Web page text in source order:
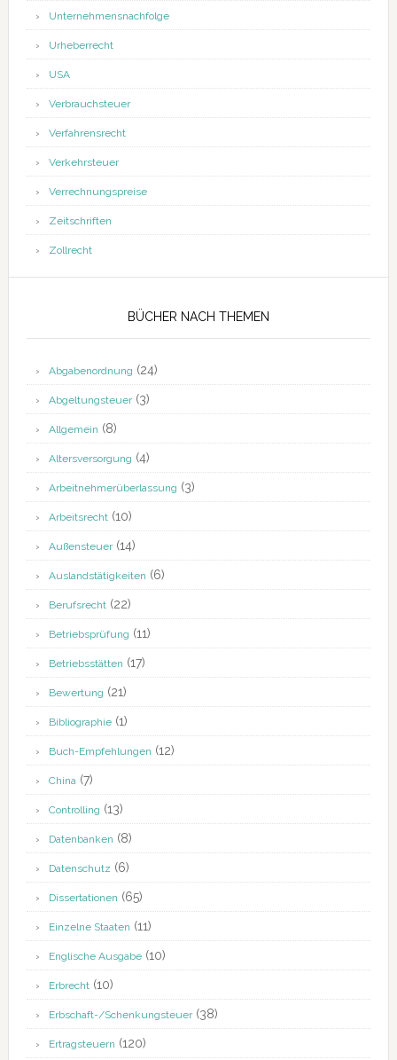
Unternehmensnachfolge
Urheberrecht
USA
Verbrauchsteuer
Verfahrensrecht
Verkehrsteuer
Verrechnungspreise
Zeitschriften
Zollrecht
BÜCHER NACH THEMEN
Abgabenordnung (24)
Abgeltungsteuer(3)
Allgemein (8)
Altersversorgung (4)
Arbeitnehmerüberlassung (3)
Arbeitsrecht(10)
Außensteuer(14)
Auslandstätigkeiten (6)
Berufsrecht(22)
Betriebsprüfung (11)
Betriebsstätten (17)
Bewertung (21)
Bibliographie(1)
Buch-Empfehlungen (12)
China(7)
Controlling (13)
Datenbanken (8)
Datenschutz (6)
Dissertationen (65)
Einzelne Staaten (11)
Englische Ausgabe(10)
Erbrecht(10)
Erbschaft-/Schenkungsteuer(38)
Ertragsteuern (120)